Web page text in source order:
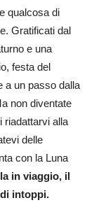
qualcosa di
Gratificati dal
e una
festa del
a un passo dalla
non diventate
riadattarvi alla
delle
con la Luna
in viaggio, il
intoppi.